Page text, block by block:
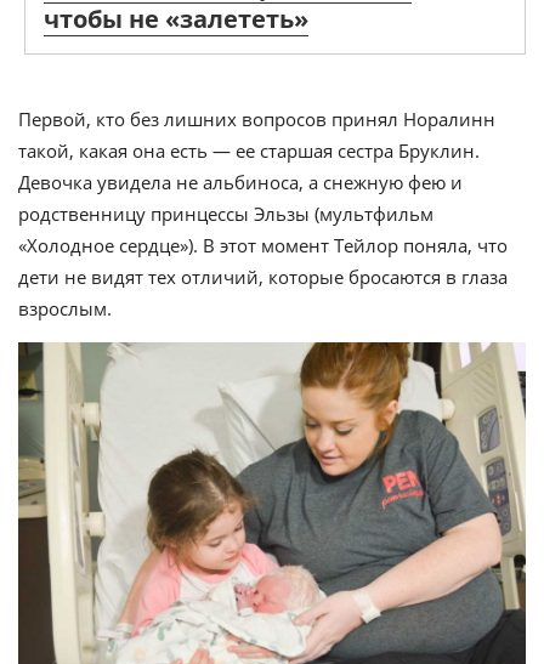
чтобы не «залететь»
Первой, кто без лишних вопросов принял Норалинн
такой, какая она есть — ее старшая сестра Бруклин.
Девочка увидела не альбиноса, а снежную фею и
родственницу принцессы Эльзы (мультфильм
«Холодное сердце»). В этот момент Тейлор поняла, что
дети не видят тех отличий, которые бросаются в глаза
взрослым.